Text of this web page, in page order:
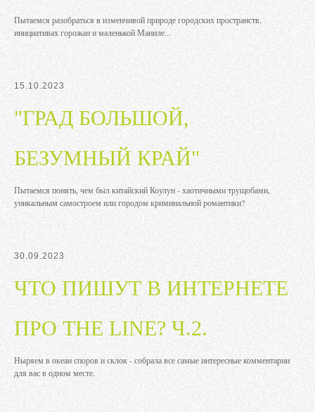
Пытаемся разобраться в изменчивой природе городских пространств,
инициативах горожан и маленькой Маниле...
15.10.2023
"ГРАД БОЛЬШОЙ,
БЕЗУМНЫЙ КРАЙ"
Пытаемся понять, чем был китайский Коулун - хаотичными трущобами,
уникальным самостроем или городом криминальной романтики?
30.09.2023
ЧТО ПИШУТ В ИНТЕРНЕТЕ
ПРО THE LINE? Ч.2.
Ныряем в океан споров и склок - собрала все самые интересные комментарии
для вас в одном месте.